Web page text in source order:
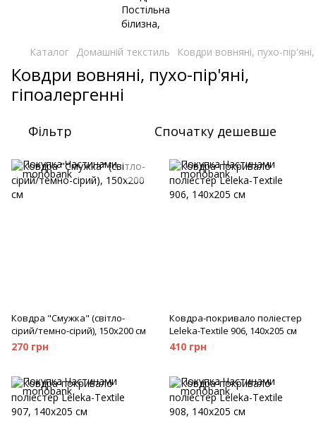
Каталог Домашній текстиль Ковдри вовняні, пухо-пір'яні,
Ковдри вовняні, пухо-пір'яні,
гіпоалергенні
Фільтр Спочатку дешевше
Ковдра "Смужка" (світло-
сірий/темно-сірий), 150х200 см
270 грн
Ковдра-покривало поліестер
Leleka-Textile 906, 140x205 см
410 грн